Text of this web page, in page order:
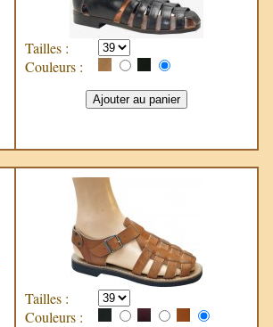
Tailles :
Couleurs :
Tailles :
Couleurs :